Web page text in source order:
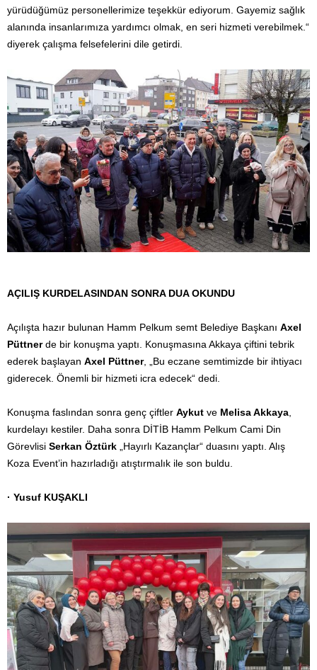
yürüdüğümüz personellerimize teşekkür ediyorum. Gayemiz sağlık
alanında insanlarımıza yardımcı olmak, en seri hizmeti verebilmek.“
diyerek çalışma felsefelerini dile getirdi.
AÇILIŞ KURDELASINDAN SONRA DUA OKUNDU
Açılışta hazır bulunan Hamm Pelkum semt Belediye Başkanı Axel
Püttnerde bir konuşma yaptı. Konuşmasına Akkaya çiftini tebrik
ederek başlayan Axel Püttner, „Bu eczane semtimizde bir ihtiyacı
giderecek. Önemli bir hizmeti icra edecek“ dedi.
Konuşma faslından sonra genç çiftler Aykut ve Melisa Akkaya
kurdelayı kestiler. Daha sonra DİTİB Hamm Pelkum Cami Din
Görevlisi Serkan Öztürk „Hayırlı Kazançlar“ duasını yaptı. Alış
Koza Event’in hazırladığı atıştırmalık ile son buldu.
· Yusuf KUŞAKLI